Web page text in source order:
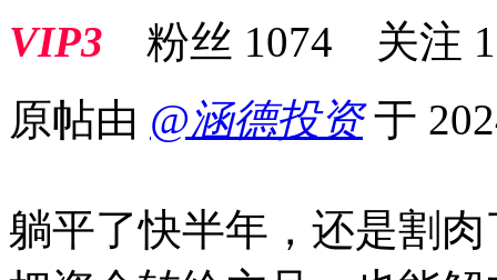
VIP3 粉丝 1074 关注 1
原帖由 @涵德投资 于
躺平了快半年，还是割